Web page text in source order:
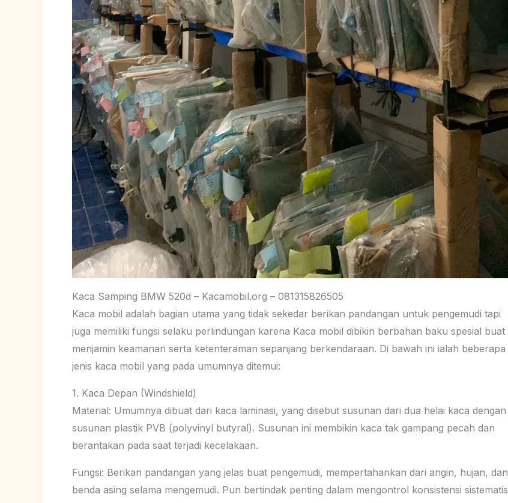
Kaca Samping BMW 520d – Kacamobil.org – 081315826505
Kaca mobil adalah bagian utama yang tidak sekedar berikan pandangan untuk pengemudi tapi
juga memiliki fungsi selaku perlindungan karena Kaca mobil dibikin berbahan baku spesial buat
menjamin keamanan serta ketenteraman sepanjang berkendaraan. Di bawah ini ialah beberapa
jenis kaca mobil yang pada umumnya ditemui:
1. Kaca Depan (Windshield)
Material: Umumnya dibuat dari kaca laminasi, yang disebut susunan dari dua helai kaca dengan
susunan plastik PVB (polyvinyl butyral). Susunan ini membikin kaca tak gampang pecah dan
berantakan pada saat terjadi kecelakaan.
Fungsi: Berikan pandangan yang jelas buat pengemudi, mempertahankan dari angin, hujan, dan
benda asing selama mengemudi. Pun bertindak penting dalam mengontrol konsistensi sistematis